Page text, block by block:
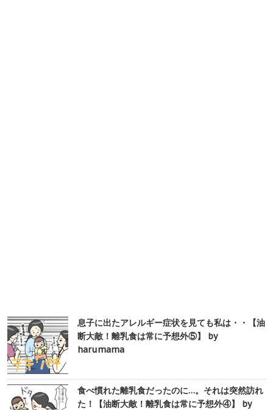
息子に出たアレルギー症状を見ても私は・・【油
断大敵！離乳食は常に予想外⑤】 by
harumama
食べ慣れた離乳食だったのに…。それは突然訪れ
た！【油断大敵！離乳食は常に予想外④】 by